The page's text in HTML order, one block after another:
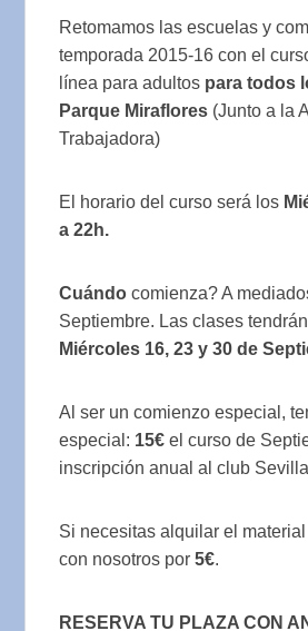
Retomamos las escuelas y
temporada 2015-16 con el
línea para adultos para todos
Parque Miraflores (Junto a la
Trabajadora)
El horario del curso será los
a 22h.
Cuándo comienza? A
Septiembre. Las clases
Miércoles 16, 23 y 30 de
Al ser un comienzo especial,
especial: 15€ el curso de
inscripción anual al club
Si necesitas alquilar el
con nosotros por5€.
RESERVA TU PLAZA CON